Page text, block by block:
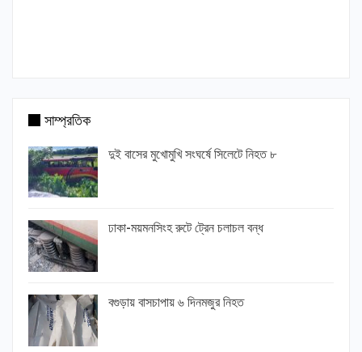
সাম্প্রতিক
দুই বাসের মুখোমুখি সংঘর্ষে সিলেটে নিহত ৮
ঢাকা-ময়মনসিংহ রুটে ট্রেন চলাচল বন্ধ
বগুড়ায় বাসচাপায় ৬ দিনমজুর নিহত